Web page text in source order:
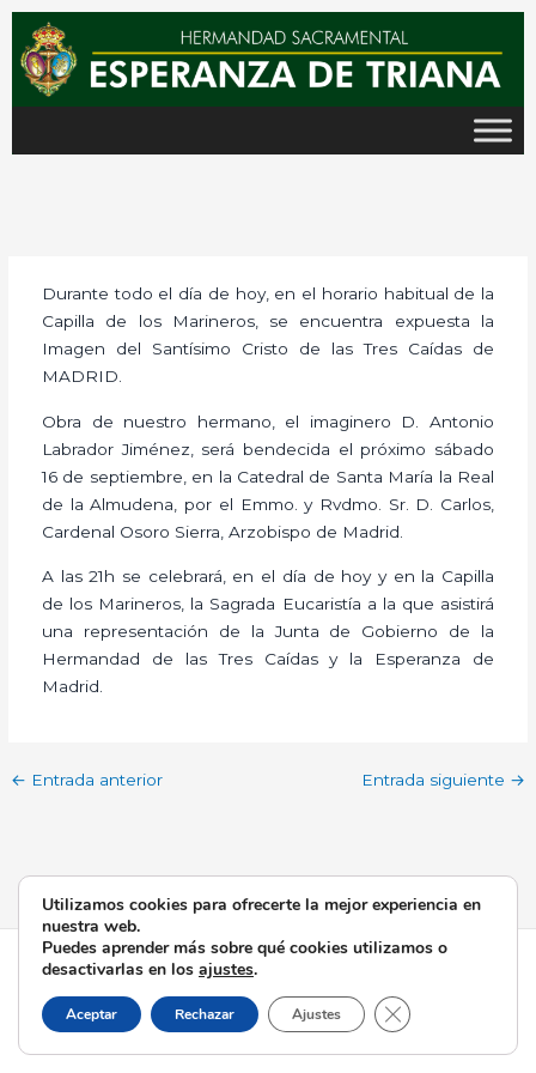
contenido
Durante todo el día de hoy, en el horario habitual de la
Capilla de los Marineros, se encuentra expuesta la
Imagen del Santísimo Cristo de las Tres Caídas de
MADRID.
Obra de nuestro hermano, el imaginero D. Antonio
Labrador Jiménez, será bendecida el próximo sábado
16 de septiembre, en la Catedral de Santa María la Real
de la Almudena, por el Emmo. y Rvdmo. Sr. D. Carlos,
Cardenal Osoro Sierra, Arzobispo de Madrid.
A las 21h se celebrará, en el día de hoy y en la Capilla
de los Marineros, la Sagrada Eucaristía a la que asistirá
una representación de la Junta de Gobierno de la
Hermandad de las Tres Caídas y la Esperanza de
Madrid.
← Entrada anterior Entrada siguiente →
Todos los derechos © 2026 Esperanza de Triana | Funciona
gracias aTema Astra para WordPress
Utilizamos cookies para ofrecerte la mejor experiencia en
nuestra web.
Puedes aprender más sobre qué cookies utilizamos o
desactivarlas en los ajustes.
Aceptar Rechazar Ajustes Cerrar el banner